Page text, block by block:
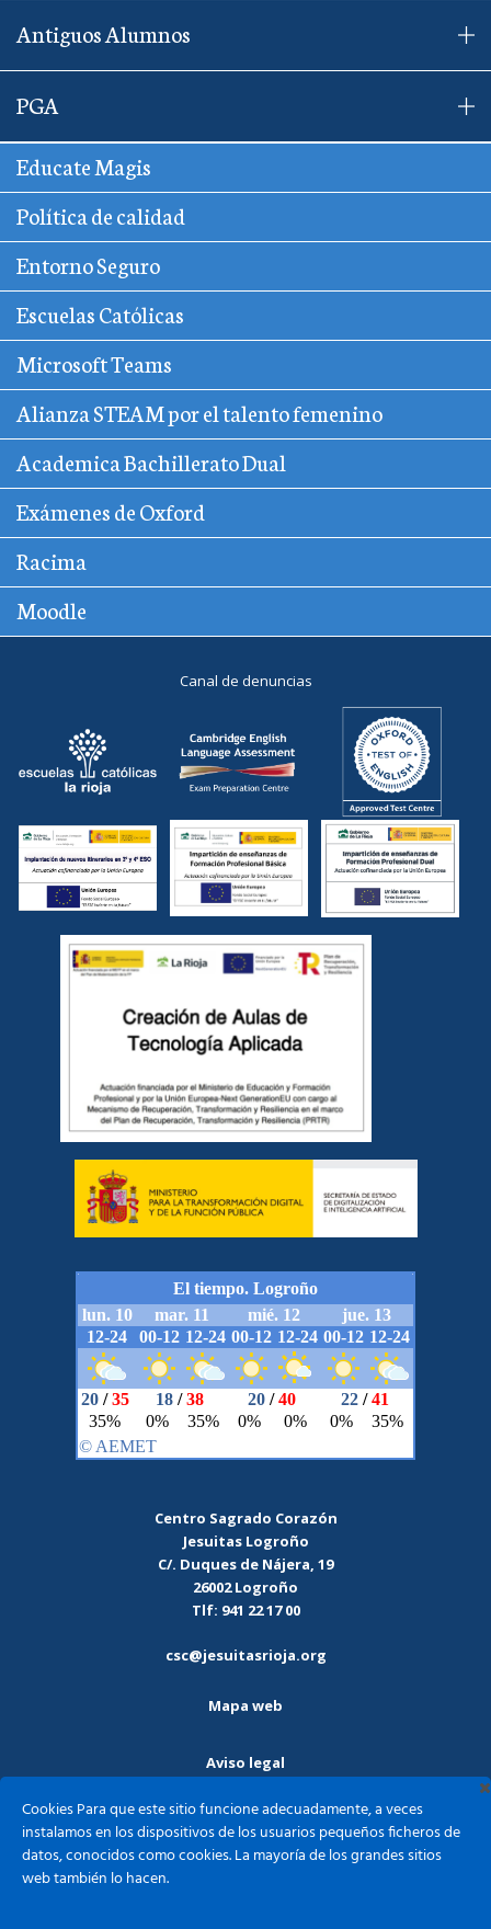
Antiguos Alumnos
PGA
Educate Magis
Política de calidad
Entorno Seguro
Escuelas Católicas
Microsoft Teams
Alianza STEAM por el talento femenino
Academica Bachillerato Dual
Exámenes de Oxford
Racima
Moodle
Canal de denuncias
Centro Sagrado Corazón
Jesuitas Logroño
C/. Duques de Nájera, 19
26002 Logroño
Tlf: 941 22 17 00
csc@jesuitasrioja.org
Mapa web
Aviso legal
Política de privacidad
Cookies Para que este sitio funcione adecuadamente, a veces
instalamos en los dispositivos de los usuarios pequeños ficheros de
datos, conocidos como cookies. La mayoría de los grandes sitios
web también lo hacen.